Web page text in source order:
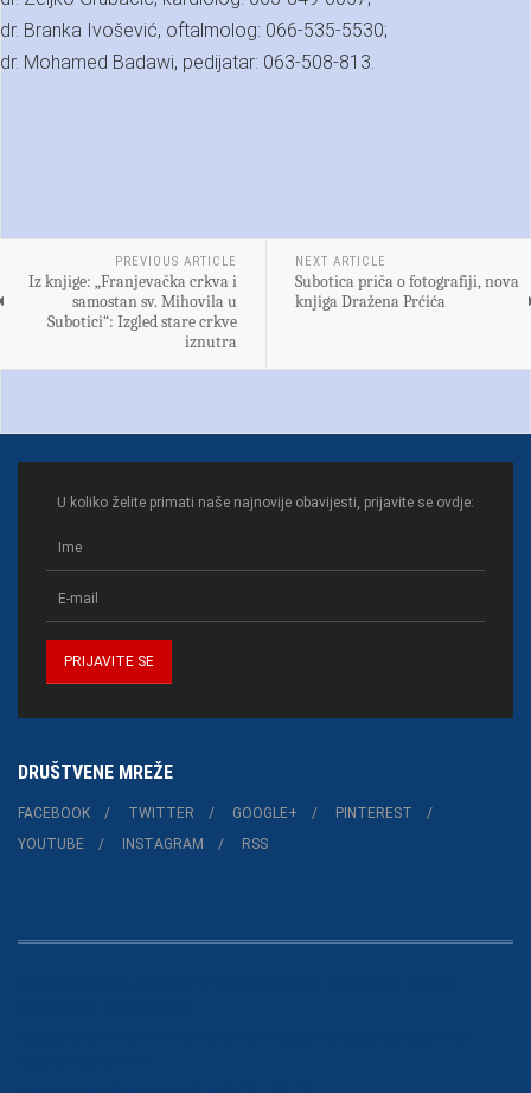
dr. Branka Ivošević, oftalmolog: 066-535-5530;
dr. Mohamed Badawi, pedijatar: 063-508-813.
PREVIOUS ARTICLE
Iz knjige: „Franjevačka crkva i
samostan sv. Mihovila u
Subotici“: Izgled stare crkve
iznutra
NEXT ARTICLE
Subotica priča o fotografiji, nova
knjiga Dražena Prćića
U koliko želite primati naše najnovije obavijesti, prijavite se ovdje:
DRUŠTVENE MREŽE
FACEBOOK TWITTER GOOGLE+
PINTEREST
YOUTUBE
INSTAGRAM RSS